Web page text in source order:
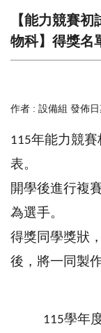
【能力競賽
物科】得獎名
作者 : 設備組 發佈
115年能力競
表。
開學後進行複
為選手。
得獎同學獎狀
後，將一同製
115學年